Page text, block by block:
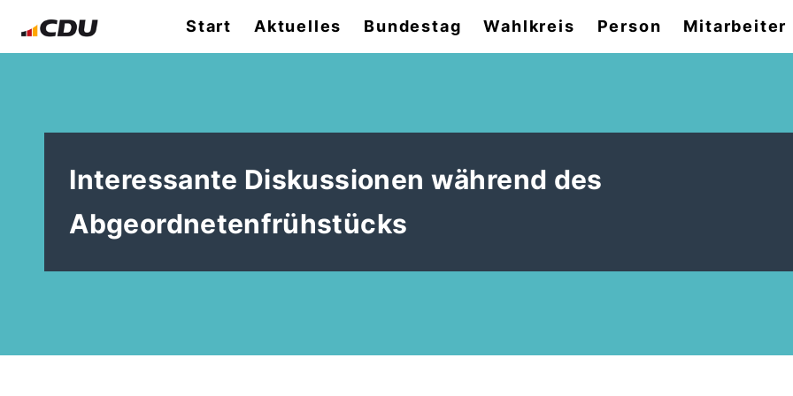
Start Aktuelles Bundestag Wahlkreis Person Mitarbeiter
Interessante Diskussionen während des
Abgeordnetenfrühstücks